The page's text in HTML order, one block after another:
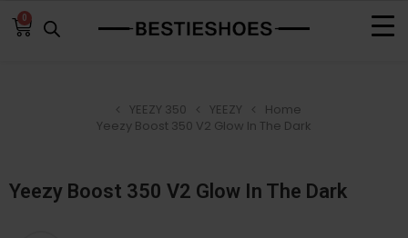
0
Home
YEEZY
YEEZY 350
Yeezy Boost 350 V2 Glow In The Dark
Yeezy Boost 350 V2 Glow In The Dark